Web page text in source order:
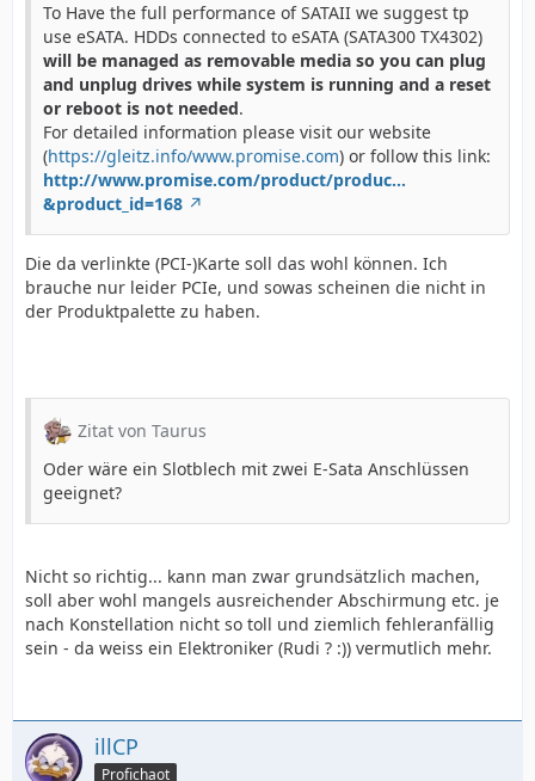
To Have the full performance of SATAII we suggest tp
use eSATA. HDDs connected to eSATA (SATA300 TX4302)
will be managed as removable media so you can plug
and unplug drives while system is running and a reset
or reboot is not needed.
For detailed information please visit our website
(https://gleitz.info/www.promise.com) or follow this link:
http://www.promise.com/product/produc…
&product_id=168
Die da verlinkte (PCI-)Karte soll das wohl können. Ich
brauche nur leider PCIe, und sowas scheinen die nicht in
der Produktpalette zu haben.
Zitat von Taurus
Oder wäre ein Slotblech mit zwei E-Sata Anschlüssen
geeignet?
Nicht so richtig... kann man zwar grundsätzlich machen,
soll aber wohl mangels ausreichender Abschirmung etc. je
nach Konstellation nicht so toll und ziemlich fehleranfällig
sein - da weiss ein Elektroniker (Rudi ? :)) vermutlich mehr.
illCP
Profichaot